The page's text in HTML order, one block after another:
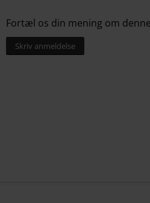
Fortæl os din mening om
Skriv anmeldelse